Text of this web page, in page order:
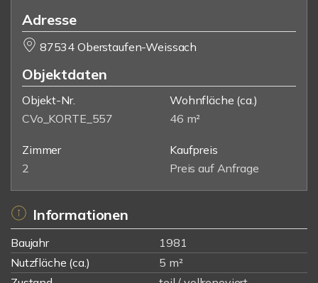
Adresse
87534 Oberstaufen-Weissach
Objektdaten
Objekt-Nr.
CVo_KORTE_557
Wohnfläche (ca.)
46 m²
Zimmer
2
Kaufpreis
Preis auf Anfrage
Informationen
Baujahr
1981
Nutzfläche (ca.)
5 m²